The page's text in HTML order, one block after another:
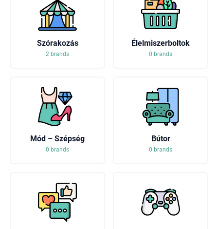
Szórakozás
2 brands
Élelmiszerboltok
0 brands
Mód – Szépség
0 brands
Bútor
0 brands